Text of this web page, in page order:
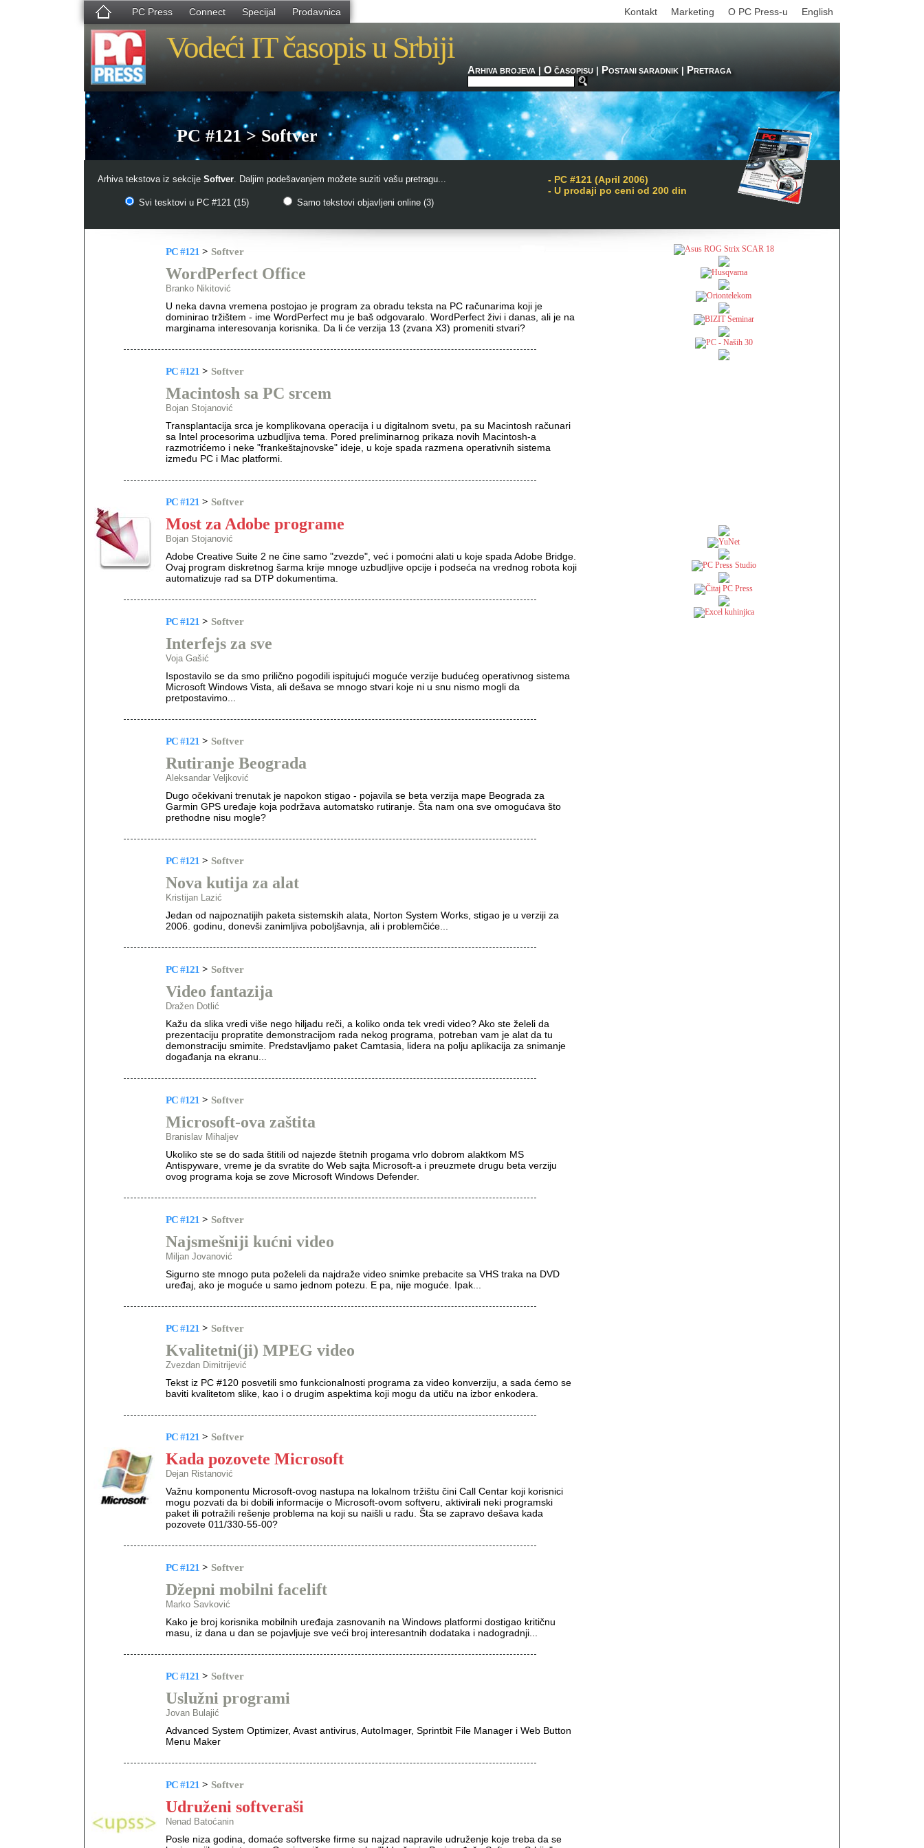
PC Press Connect Specijal Prodavnica English
O PC Press-u
Marketing
Kontakt
Vodeći IT časopis u Srbiji
ARHIVA BROJEVA| O ČASOPISU| POSTANI SARADNIK| PRETRAGA
PC #121 > Softver
Arhiva tekstova iz sekcije Softver. Daljim podešavanjem možete suziti vašu pretragu...
Svi tesktovi u PC #121 (15) Samo tekstovi objavljeni online (3)
- PC #121 (April 2006)
- U prodaji po ceni od 200 din
PC #121 > Softver
WordPerfect Office
Branko Nikitović
U neka davna vremena postojao je program za obradu teksta na PC računarima koji je
dominirao tržištem - ime WordPerfect mu je baš odgovaralo. WordPerfect živi i danas, ali je na
marginama interesovanja korisnika. Da li će verzija 13 (zvana X3) promeniti stvari?
PC #121 > Softver
Macintosh sa PC srcem
Bojan Stojanović
Transplantacija srca je komplikovana operacija i u digitalnom svetu, pa su Macintosh računari
sa Intel procesorima uzbudljiva tema. Pored preliminarnog prikaza novih Macintosh-a
razmotrićemo i neke "frankeštajnovske" ideje, u koje spada razmena operativnih sistema
između PC i Mac platformi.
PC #121 > Softver
Most za Adobe programe
Bojan Stojanović
Adobe Creative Suite 2 ne čine samo "zvezde", već i pomoćni alati u koje spada Adobe Bridge.
Ovaj program diskretnog šarma krije mnoge uzbudljive opcije i podseća na vrednog robota koji
automatizuje rad sa DTP dokumentima.
PC #121 > Softver
Interfejs za sve
Voja Gašić
Ispostavilo se da smo prilično pogodili ispitujući moguće verzije budućeg operativnog sistema
Microsoft Windows Vista, ali dešava se mnogo stvari koje ni u snu nismo mogli da
pretpostavimo...
PC #121 > Softver
Rutiranje Beograda
Aleksandar Veljković
Dugo očekivani trenutak je napokon stigao - pojavila se beta verzija mape Beograda za
Garmin GPS uređaje koja podržava automatsko rutiranje. Šta nam ona sve omogućava što
prethodne nisu mogle?
PC #121 > Softver
Nova kutija za alat
Kristijan Lazić
Jedan od najpoznatijih paketa sistemskih alata, Norton System Works, stigao je u verziji za
2006. godinu, donevši zanimljiva poboljšavnja, ali i problemčiće...
PC #121 > Softver
Video fantazija
Dražen Dotlić
Kažu da slika vredi više nego hiljadu reči, a koliko onda tek vredi video? Ako ste želeli da
prezentaciju propratite demonstracijom rada nekog programa, potreban vam je alat da tu
demonstraciju smimite. Predstavljamo paket Camtasia, lidera na polju aplikacija za snimanje
događanja na ekranu...
PC #121 > Softver
Microsoft-ova zaštita
Branislav Mihaljev
Ukoliko ste se do sada štitili od najezde štetnih progama vrlo dobrom alaktkom MS
Antispyware, vreme je da svratite do Web sajta Microsoft-a i preuzmete drugu beta verziju
ovog programa koja se zove Microsoft Windows Defender.
PC #121 > Softver
Najsmešniji kućni video
Miljan Jovanović
Sigurno ste mnogo puta poželeli da najdraže video snimke prebacite sa VHS traka na DVD
uređaj, ako je moguće u samo jednom potezu. E pa, nije moguće. Ipak...
PC #121 > Softver
Kvalitetni(ji) MPEG video
Zvezdan Dimitrijević
Tekst iz PC #120 posvetili smo funkcionalnosti programa za video konverziju, a sada ćemo se
baviti kvalitetom slike, kao i o drugim aspektima koji mogu da utiču na izbor enkodera.
PC #121 > Softver
Kada pozovete Microsoft
Dejan Ristanović
Važnu komponentu Microsoft-ovog nastupa na lokalnom tržištu čini Call Centar koji korisnici
mogu pozvati da bi dobili informacije o Microsoft-ovom softveru, aktivirali neki programski
paket ili potražili rešenje problema na koji su naišli u radu. Šta se zapravo dešava kada
pozovete 011/330-55-00?
PC #121 > Softver
Džepni mobilni facelift
Marko Savković
Kako je broj korisnika mobilnih uređaja zasnovanih na Windows platformi dostigao kritičnu
masu, iz dana u dan se pojavljuje sve veći broj interesantnih dodataka i nadogradnji...
PC #121 > Softver
Uslužni programi
Jovan Bulajić
Advanced System Optimizer, Avast antivirus, AutoImager, Sprintbit File Manager i Web Button
Menu Maker
PC #121 > Softver
Udruženi softveraši
Nenad Batoćanin
Posle niza godina, domaće softverske firme su najzad napravile udruženje koje treba da se